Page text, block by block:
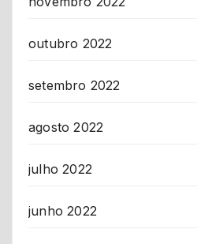
outubro 2022
setembro 2022
agosto 2022
julho 2022
junho 2022